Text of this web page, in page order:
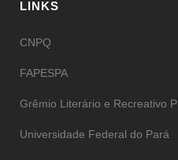
LINKS
CNPQ
FAPESPA
Grêmio Literário e Recreativo
Universidade Federal do Pará